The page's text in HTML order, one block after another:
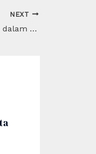
NEXT
Apa Arti Kata “Sukacita” dalam Kehidupan Sehari-hari?